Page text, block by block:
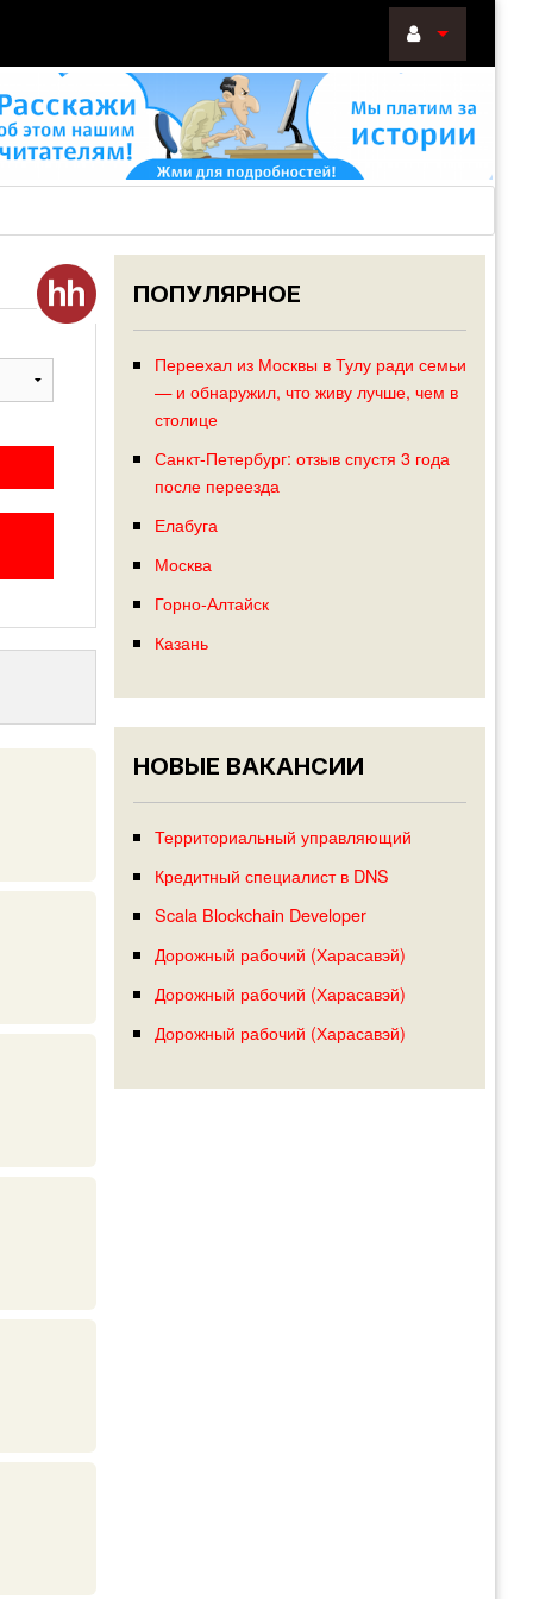
Войти
ПОПУЛЯРНОЕ
Переехал из Москвы в Тулу ради семьи
— и обнаружил, что живу лучше, чем в
столице
Санкт-Петербург: отзыв спустя 3 года
после переезда
Елабуга
Москва
Горно-Алтайск
Казань
НОВЫЕ ВАКАНСИИ
Территориальный управляющий
Кредитный специалист в DNS
Scala Blockchain Developer
Дорожный рабочий (Харасавэй)
Дорожный рабочий (Харасавэй)
Дорожный рабочий (Харасавэй)